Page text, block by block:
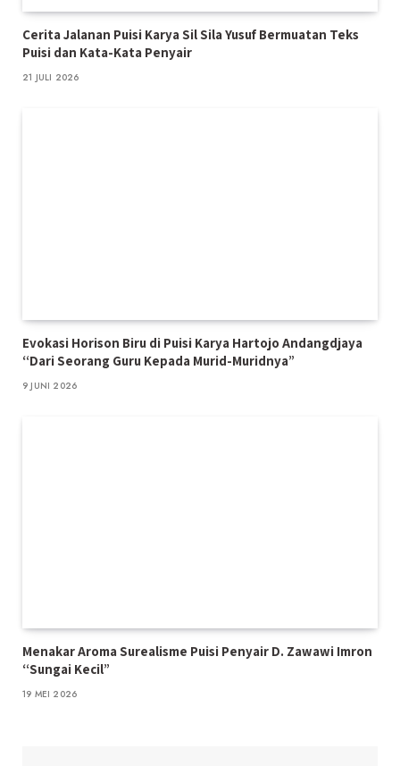
Cerita Jalanan Puisi Karya Sil Sila Yusuf Bermuatan Teks
Puisi dan Kata-Kata Penyair
21 JULI 2026
Evokasi Horison Biru di Puisi Karya Hartojo Andangdjaya
“Dari Seorang Guru Kepada Murid-Muridnya”
9 JUNI 2026
Menakar Aroma Surealisme Puisi Penyair D. Zawawi Imron
“Sungai Kecil”
19 MEI 2026